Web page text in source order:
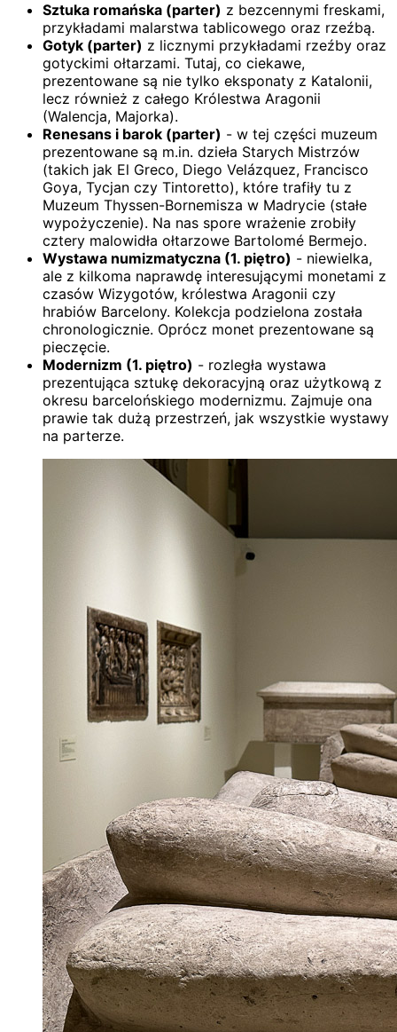
Sztuka romańska (parter) z bezcennymi freskami,
przykładami malarstwa tablicowego oraz rzeźbą.
Gotyk (parter) z licznymi przykładami rzeźby oraz
gotyckimi ołtarzami. Tutaj, co ciekawe,
prezentowane są nie tylko eksponaty z Katalonii,
lecz również z całego Królestwa Aragonii
(Walencja, Majorka).
Renesans i barok (parter) - w tej części muzeum
prezentowane są m.in. dzieła Starych Mistrzów
(takich jak El Greco, Diego Velázquez, Francisco
Goya, Tycjan czy Tintoretto), które trafiły tu z
Muzeum Thyssen-Bornemisza w Madrycie (stałe
wypożyczenie). Na nas spore wrażenie zrobiły
cztery malowidła ołtarzowe Bartolomé Bermejo.
Wystawa numizmatyczna (1. piętro) - niewielka,
ale z kilkoma naprawdę interesującymi monetami z
czasów Wizygotów, królestwa Aragonii czy
hrabiów Barcelony. Kolekcja podzielona została
chronologicznie. Oprócz monet prezentowane są
pieczęcie.
Modernizm (1. piętro) - rozległa wystawa
prezentująca sztukę dekoracyjną oraz użytkową z
okresu barcelońskiego modernizmu. Zajmuje ona
prawie tak dużą przestrzeń, jak wszystkie wystawy
na parterze.